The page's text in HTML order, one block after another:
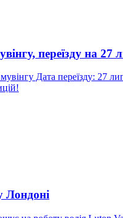
переїзду на 27
South West London Це особистий переїзд, не від
Лондоні